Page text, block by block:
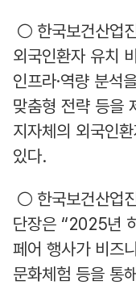
○ 한국보건산업
외국인환자 유치
인프라·역량 분석
맞춤형 전략 등을
지자체의 외국인
있다.
○ 한국보건산업
단장은 “2025년
페어 행사가 비즈
문화체험 등을 통